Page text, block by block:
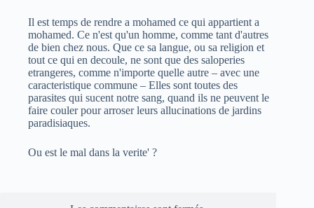
Il est temps de rendre a mohamed ce qui appartient a
mohamed. Ce n'est qu'un homme, comme tant d'autres
de bien chez nous. Que ce sa langue, ou sa religion et
tout ce qui en decoule, ne sont que des saloperies
etrangeres, comme n'importe quelle autre – avec une
caracteristique commune – Elles sont toutes des
parasites qui sucent notre sang, quand ils ne peuvent le
faire couler pour arroser leurs allucinations de jardins
paradisiaques.
Ou est le mal dans la verite' ?